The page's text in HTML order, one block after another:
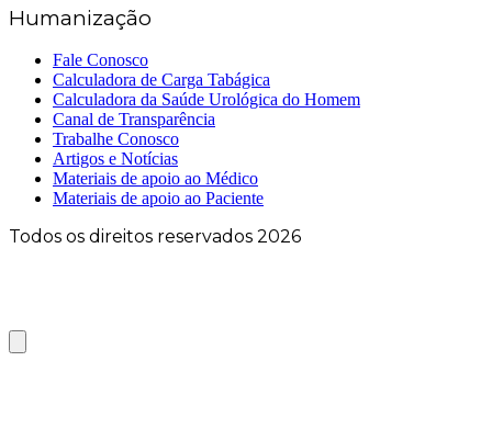
Humanização
Fale Conosco
Calculadora de Carga Tabágica
Calculadora da Saúde Urológica do Homem
Canal de Transparência
Trabalhe Conosco
Artigos e Notícias
Materiais de apoio ao Médico
Materiais de apoio ao Paciente
Todos os direitos reservados 2026